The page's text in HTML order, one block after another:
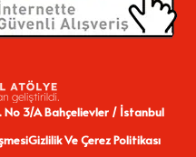
No 3/A Bahçelievler / İstanbul
Gizlilik Ve Çerez Politikası